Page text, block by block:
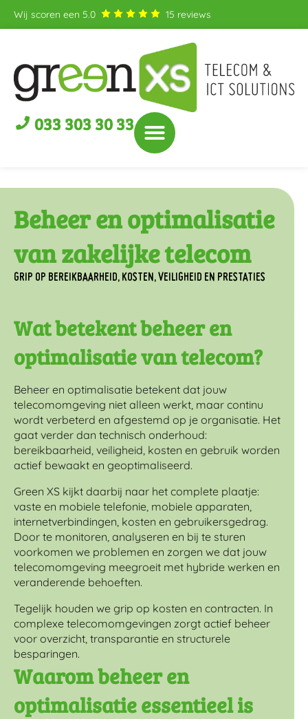
Wij scoren een 5.0 15 reviews
033 303 30 33
Beheer en optimalisatie
van zakelijke telecom
GRIP OP BEREIKBAARHEID, KOSTEN, VEILIGHEID EN PRESTATIES
Wat betekent beheer en
optimalisatie van telecom?
Beheer en optimalisatie betekent dat jouw
telecomomgeving niet alleen werkt, maar continu
wordt verbeterd en afgestemd op je organisatie. Het
gaat verder dan technisch onderhoud:
bereikbaarheid, veiligheid, kosten en gebruik worden
actief bewaakt en geoptimaliseerd.
Green XS kijkt daarbij naar het complete plaatje:
vaste en mobiele telefonie, mobiele apparaten,
internetverbindingen, kosten en gebruikersgedrag.
Door te monitoren, analyseren en bij te sturen
voorkomen we problemen en zorgen we dat jouw
telecomomgeving meegroeit met hybride werken en
veranderende behoeften.
Tegelijk houden we grip op kosten en contracten. In
complexe telecomomgevingen zorgt actief beheer
voor overzicht, transparantie en structurele
besparingen.
Waarom beheer en
optimalisatie essentieel is